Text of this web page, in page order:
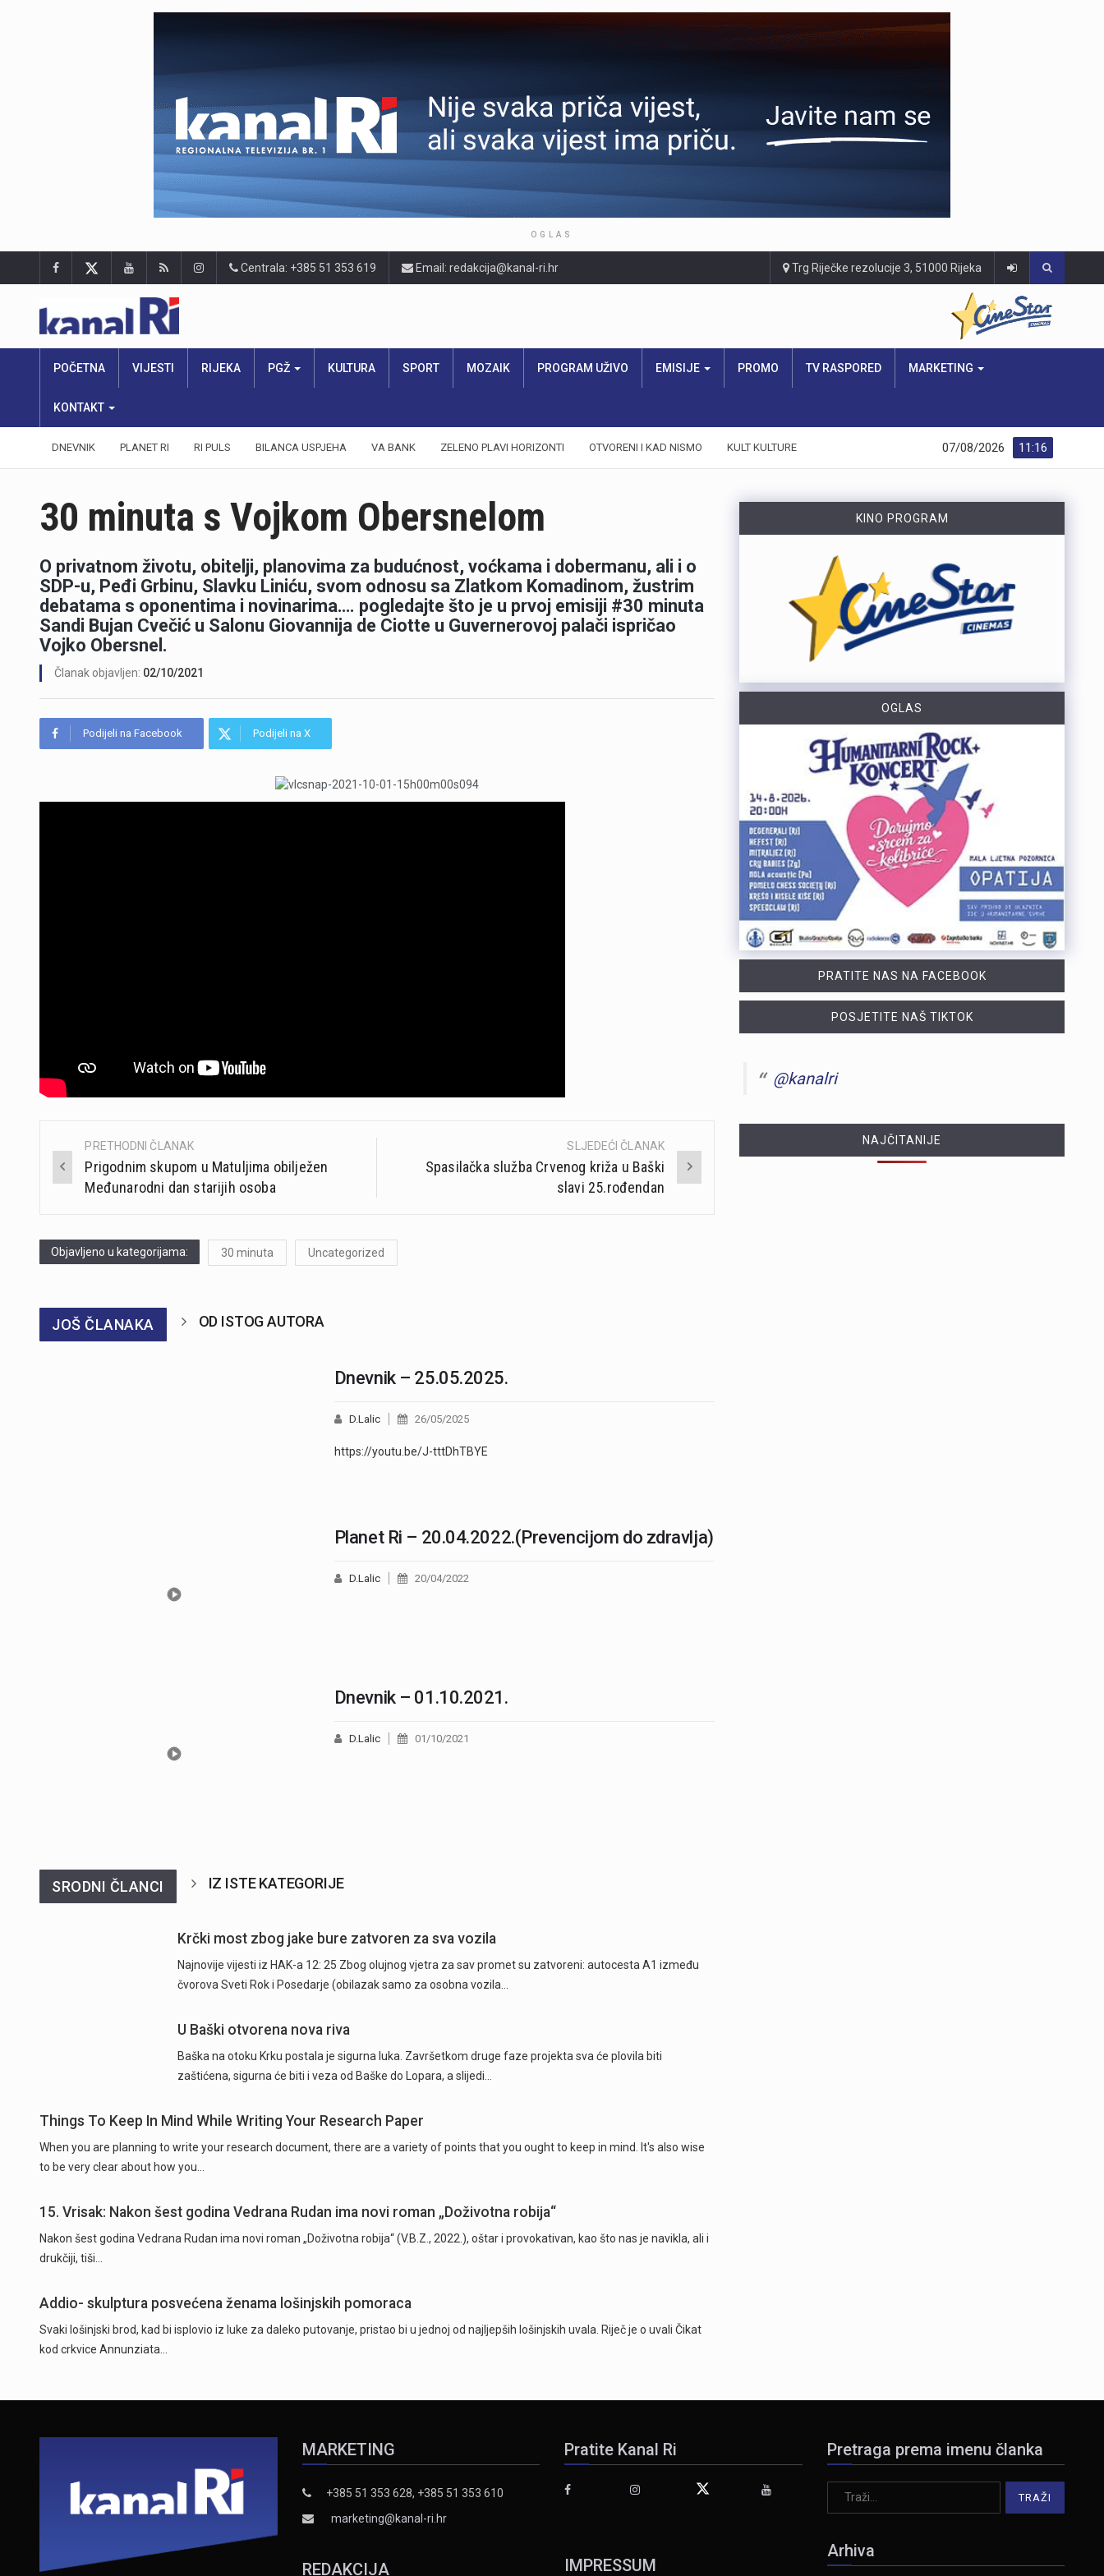
OGLAS
Centrala: +385 51 353 619 Email: redakcija@kanal-ri.hr Trg Riječke rezolucije 3, 51000 Rijeka
POČETNA VIJESTI RIJEKA PGŽ KULTURA SPORT MOZAIK PROGRAM UŽIVO EMISIJE PROMO TV RASPORED MARKETING
KONTAKT
DNEVNIK PLANET RI RI PULS BILANCA USPJEHA VA BANK ZELENO PLAVI HORIZONTI OTVORENI I KAD NISMO KULT KULTURE 11:16
07/08/2026
30 minuta s Vojkom Obersnelom
O privatnom životu, obitelji, planovima za budućnost, voćkama i dobermanu, ali i o
SDP-u, Peđi Grbinu, Slavku Liniću, svom odnosu sa Zlatkom Komadinom, žustrim
debatama s oponentima i novinarima…. pogledajte što je u prvoj emisiji #30 minuta
Sandi Bujan Cvečić u Salonu Giovannija de Ciotte u Guvernerovoj palači ispričao
Vojko Obersnel.
Članak objavljen: 02/10/2021
Podijeli na Facebook Podijeli na X
Post
navigation
PRETHODNI ČLANAK
Prigodnim skupom u Matuljima obilježen
Međunarodni dan starijih osoba
SLJEDEĆI ČLANAK
Spasilačka služba Crvenog križa u Baški
slavi 25.rođendan
Objavljeno u kategorijama: 30 minuta Uncategorized
JOŠ ČLANAKA OD ISTOG AUTORA
Dnevnik – 25.05.2025.
D.Lalic 26/05/2025
https://youtu.be/J-tttDhTBYE
Planet Ri – 20.04.2022.(Prevencijom do zdravlja)
D.Lalic 20/04/2022
Dnevnik – 01.10.2021.
D.Lalic 01/10/2021
SRODNI ČLANCI IZ ISTE KATEGORIJE
Krčki most zbog jake bure zatvoren za sva vozila
Najnovije vijesti iz HAK-a 12: 25 Zbog olujnog vjetra za sav promet su zatvoreni: autocesta A1 između
čvorova Sveti Rok i Posedarje (obilazak samo za osobna vozila…
U Baški otvorena nova riva
Baška na otoku Krku postala je sigurna luka. Završetkom druge faze projekta sva će plovila biti
zaštićena, sigurna će biti i veza od Baške do Lopara, a slijedi…
Things To Keep In Mind While Writing Your Research Paper
When you are planning to write your research document, there are a variety of points that you ought to keep in mind. It's also wise
to be very clear about how you…
15. Vrisak: Nakon šest godina Vedrana Rudan ima novi roman „Doživotna robija“
Nakon šest godina Vedrana Rudan ima novi roman „Doživotna robija“ (V.B.Z., 2022.), oštar i provokativan, kao što nas je navikla, ali i
drukčiji, tiši…
Addio- skulptura posvećena ženama lošinjskih pomoraca
Svaki lošinjski brod, kad bi isplovio iz luke za daleko putovanje, pristao bi u jednoj od najljepših lošinjskih uvala. Riječ je o uvali Čikat
kod crkvice Annunziata…
KINO PROGRAM
OGLAS
PRATITE NAS NA FACEBOOK
POSJETITE NAŠ TIKTOK
@kanalri
NAJČITANIJE
MARKETING
+385 51 353 628, +385 51 353 610
marketing@kanal-ri.hr
REDAKCIJA
Pratite Kanal Ri
IMPRESSUM
Pretraga prema imenu članka
Arhiva